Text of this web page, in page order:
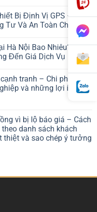
Bị Định Vị GPS – Giải
Tư Và An Toàn Cho Bạn
Hà Nội Bao Nhiêu?
Đến Giá Dịch Vụ
tranh – Chi phí thuê
và những lợi ích
vì bị lộ báo giá – Cách
danh sách khách
thiệt và sao chép ý tưởng